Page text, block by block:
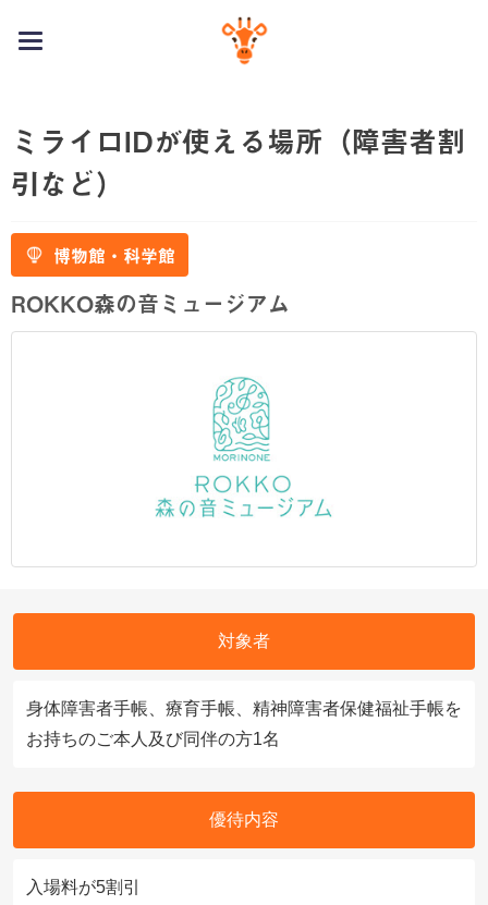
toggle
ミライロIDが使える場所（障害者割
引など）
博物館・科学館
ROKKO森の音ミュージアム
対象者
身体障害者手帳、療育手帳、精神障害者保健福祉手帳を
お持ちのご本人及び同伴の方1名
優待内容
入場料が5割引